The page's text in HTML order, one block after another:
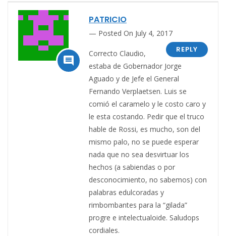

PATRICIO
Posted On July 4, 2017
REPLY
Correcto Claudio,
estaba de Gobernador Jorge
Aguado y de Jefe el General
Fernando Verplaetsen. Luis se
comió el caramelo y le costo caro y
le esta costando. Pedir que el truco
hable de Rossi, es mucho, son del
mismo palo, no se puede esperar
nada que no sea desvirtuar los
hechos (a sabiendas o por
desconocimiento, no sabemos) con
palabras edulcoradas y
rimbombantes para la “gilada”
progre e intelectualoide. Saludops
cordiales.